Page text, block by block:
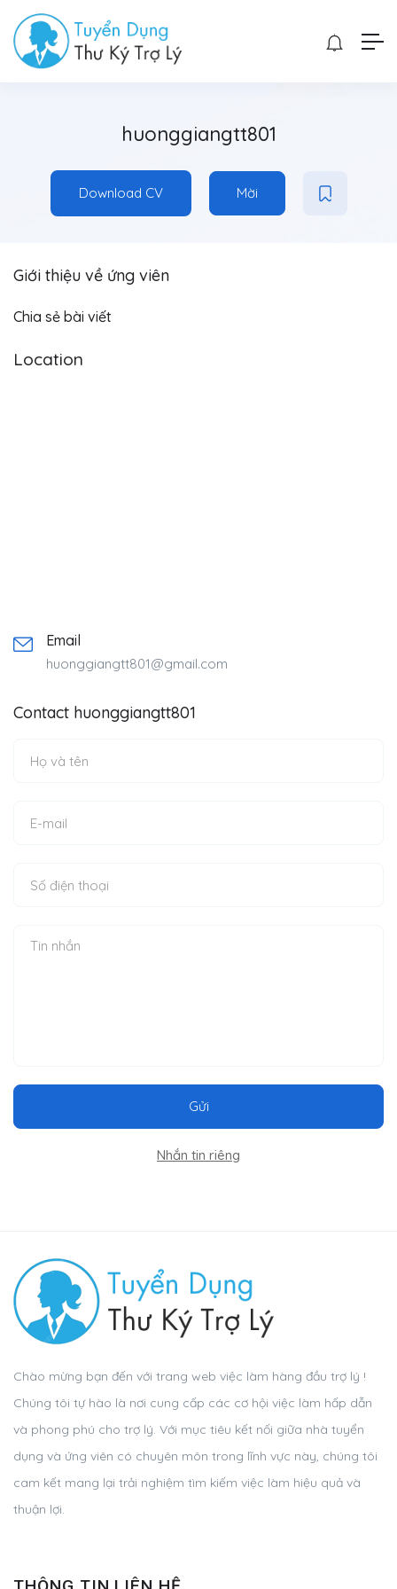
huonggiangtt801
Download CV Mời
Giới thiệu về ứng viên
Chia sẻ bài viết
Location
Email
huonggiangtt801@gmail.com
Contact huonggiangtt801
Gửi
Nhắn tin riêng
Chào mừng bạn đến với trang web việc làm hàng đầu trợ lý !
Chúng tôi tự hào là nơi cung cấp các cơ hội việc làm hấp dẫn
và phong phú cho trợ lý. Với mục tiêu kết nối giữa nhà tuyển
dụng và ứng viên có chuyên môn trong lĩnh vực này, chúng tôi
cam kết mang lại trải nghiệm tìm kiếm việc làm hiệu quả và
thuận lợi.